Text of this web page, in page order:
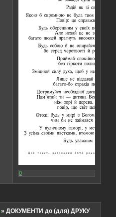
0
»ДОКУМЕНТИ до (для) ДРУКУ